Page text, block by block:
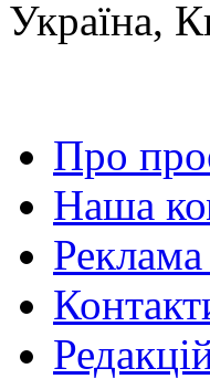
Україна,
Про
Наша
Реклама